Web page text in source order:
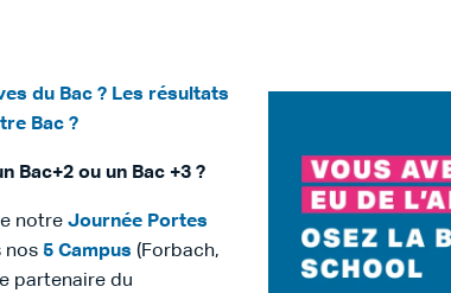
du Bac ? Les résultats
Bac ?
Bac+2 ou un Bac +3 ?
notre Journée Portes
nos 5 Campus (Forbach,
partenaire du